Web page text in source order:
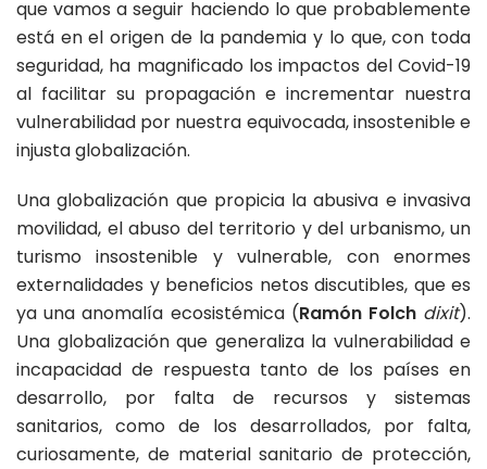
que vamos a seguir haciendo lo que probablemente
está en el origen de la pandemia y lo que, con toda
seguridad, ha magnificado los impactos del Covid-19
al facilitar su propagación e incrementar nuestra
vulnerabilidad por nuestra equivocada, insostenible e
injusta globalización.
Una globalización que propicia la abusiva e invasiva
movilidad, el abuso del territorio y del urbanismo, un
turismo insostenible y vulnerable, con enormes
externalidades y beneficios netos discutibles, que es
ya una anomalía ecosistémica (Ramón Folch dixit).
Una globalización que generaliza la vulnerabilidad e
incapacidad de respuesta tanto de los países en
desarrollo, por falta de recursos y sistemas
sanitarios, como de los desarrollados, por falta,
curiosamente, de material sanitario de protección,